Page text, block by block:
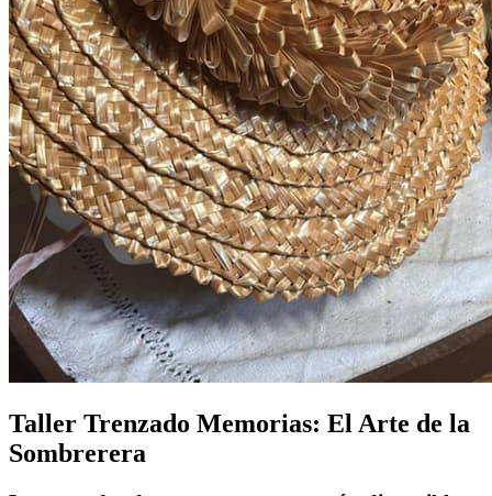
Taller Trenzado Memorias: El Arte de la
Sombrerera